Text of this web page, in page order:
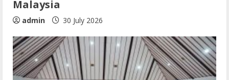
Malaysia
admin 30 July 2026